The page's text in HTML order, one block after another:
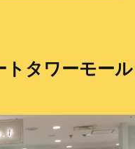
タワーモール